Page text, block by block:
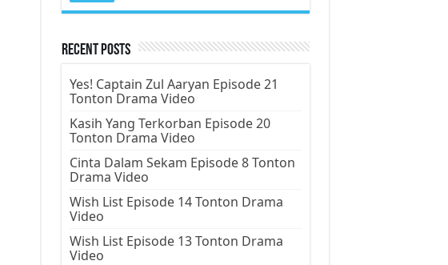
Recent Posts
Yes! Captain Zul Aaryan Episode 21
Tonton Drama Video
Kasih Yang Terkorban Episode 20
Tonton Drama Video
Cinta Dalam Sekam Episode 8 Tonton
Drama Video
Wish List Episode 14 Tonton Drama
Video
Wish List Episode 13 Tonton Drama
Video